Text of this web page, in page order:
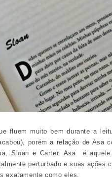
fluem muito bem durante a
porém a relação de Asa
Sloan e Carter. Asa é
perturbado e suas ações
exatamente como eles.